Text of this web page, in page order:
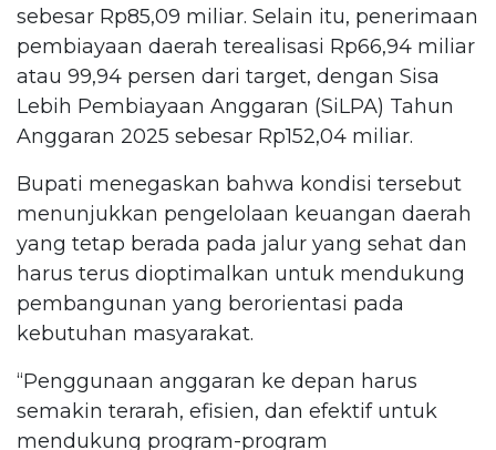
sebesar Rp85,09 miliar. Selain itu, penerimaan
pembiayaan daerah terealisasi Rp66,94 miliar
atau 99,94 persen dari target, dengan Sisa
Lebih Pembiayaan Anggaran (SiLPA) Tahun
Anggaran 2025 sebesar Rp152,04 miliar.
Bupati menegaskan bahwa kondisi tersebut
menunjukkan pengelolaan keuangan daerah
yang tetap berada pada jalur yang sehat dan
harus terus dioptimalkan untuk mendukung
pembangunan yang berorientasi pada
kebutuhan masyarakat.
“Penggunaan anggaran ke depan harus
semakin terarah, efisien, dan efektif untuk
mendukung program-program